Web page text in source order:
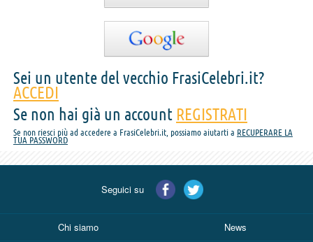
Sei un utente del vecchio FrasiCelebri.it?
ACCEDI
Se non hai già un account REGISTRATI
Se non riesci più ad accedere a FrasiCelebri.it, possiamo aiutarti a RECUPERARE LA
TUA PASSWORD
Seguici su
Chi siamo News